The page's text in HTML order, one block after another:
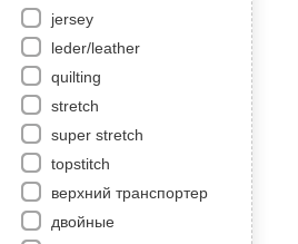
jersey
leder/leather
quilting
stretch
super stretch
topstitch
верхний транспортер
двойные